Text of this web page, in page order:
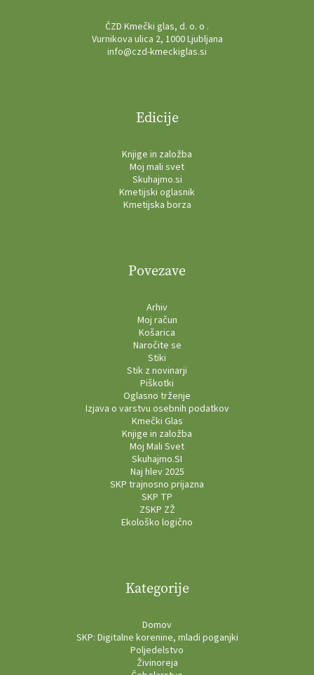
ČZD Kmečki glas, d. o. o .
Vurnikova ulica 2, 1000 Ljubljana
info@czd-kmeckiglas.si
Edicije
Knjige in založba
Moj mali svet
Skuhajmo.si
Kmetijski oglasnik
Kmetijska borza
Povezave
Arhiv
Moj račun
Košarica
Naročite se
Stiki
Stik z novinarji
Piškotki
Oglasno trženje
Izjava o varstvu osebnih podatkov
Kmečki Glas
Knjige in založba
Moj Mali Svet
Skuhajmo.SI
Naj hlev 2025
SKP trajnosno prijazna
SKP TP
ZSKP ZŽ
Ekološko logično
Kategorije
Domov
SKP: Digitalne korenine, mladi poganjki
Poljedelstvo
Živinoreja